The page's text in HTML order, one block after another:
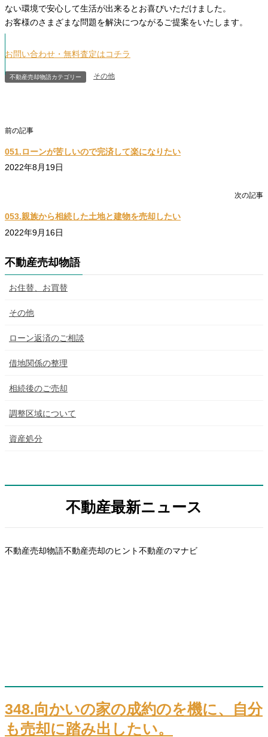
ない環境で安心して生活が出来るとお喜びいただけました。
お客様のさまざまな問題を解決につながるご提案をいたします。
お問い合わせ・無料査定はコチラ
不動産売却物語カテゴリー その他
前の記事
051.ローンが苦しいので完済して楽になりたい
2022年8月19日
次の記事
053.親族から相続した土地と建物を売却したい
2022年9月16日
不動産売却物語
お住替、お買替
その他
ローン返済のご相談
借地関係の整理
相続後のご売却
調整区域について
資産処分
不動産最新ニュース
不動産売却物語不動産売却のヒント不動産のマナビ
348.向かいの家の成約のを機に、自分
も売却に踏み出したい。